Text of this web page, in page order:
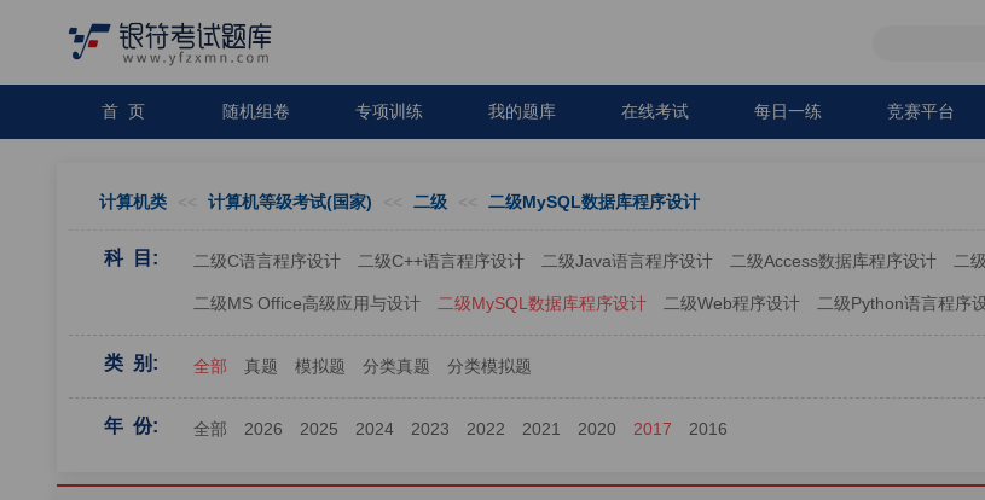
首 页 随机组卷 专项训练 我的题库 在线考试 每日一练 竞赛平台
计算机类 << 计算机等级考试(国家) << 二级 << 二级MySQL数据库程序设计
科 目: 二级C语言程序设计 二级C++语言程序设计 二级Java语言程序设计 二级Access数据库程序设计 二
二级MS Office高级应用与设计 二级MySQL数据库程序设计 二级Web程序设计 二级Python语言程序
类 别: 全部 真题 模拟题 分类真题 分类模拟题
年 份: 全部 2026 2025 2024 2023 2022 2021 2020 2017 2016